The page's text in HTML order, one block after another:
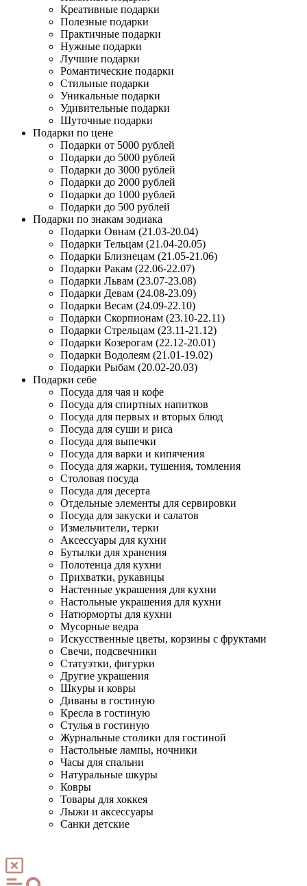
Креативные подарки
Полезные подарки
Практичные подарки
Нужные подарки
Лучшие подарки
Романтические подарки
Стильные подарки
Уникальные подарки
Удивительные подарки
Шуточные подарки
Подарки по цене
Подарки от 5000 рублей
Подарки до 5000 рублей
Подарки до 3000 рублей
Подарки до 2000 рублей
Подарки до 1000 рублей
Подарки до 500 рублей
Подарки по знакам зодиака
Подарки Овнам (21.03-20.04)
Подарки Тельцам (21.04-20.05)
Подарки Близнецам (21.05-21.06)
Подарки Ракам (22.06-22.07)
Подарки Львам (23.07-23.08)
Подарки Девам (24.08-23.09)
Подарки Весам (24.09-22.10)
Подарки Скорпионам (23.10-22.11)
Подарки Стрельцам (23.11-21.12)
Подарки Козерогам (22.12-20.01)
Подарки Водолеям (21.01-19.02)
Подарки Рыбам (20.02-20.03)
Подарки себе
Посуда для чая и кофе
Посуда для спиртных напитков
Посуда для первых и вторых блюд
Посуда для суши и риса
Посуда для выпечки
Посуда для варки и кипячения
Посуда для жарки, тушения, томления
Столовая посуда
Посуда для десерта
Отдельные элементы для сервировки
Посуда для закуски и салатов
Измельчители, терки
Аксессуары для кухни
Бутылки для хранения
Полотенца для кухни
Прихватки, рукавицы
Настенные украшения для кухни
Настольные украшения для кухни
Натюрморты для кухни
Мусорные ведра
Искусственные цветы, корзины с фруктами
Свечи, подсвечники
Статуэтки, фигурки
Другие украшения
Шкуры и ковры
Диваны в гостиную
Кресла в гостиную
Стулья в гостиную
Журнальные столики для гостиной
Настольные лампы, ночники
Часы для спальни
Натуральные шкуры
Ковры
Товары для хоккея
Лыжи и аксессуары
Санки детские